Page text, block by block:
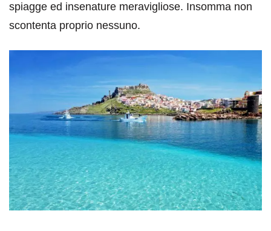
spiagge ed insenature meravigliose. Insomma non
scontenta proprio nessuno.